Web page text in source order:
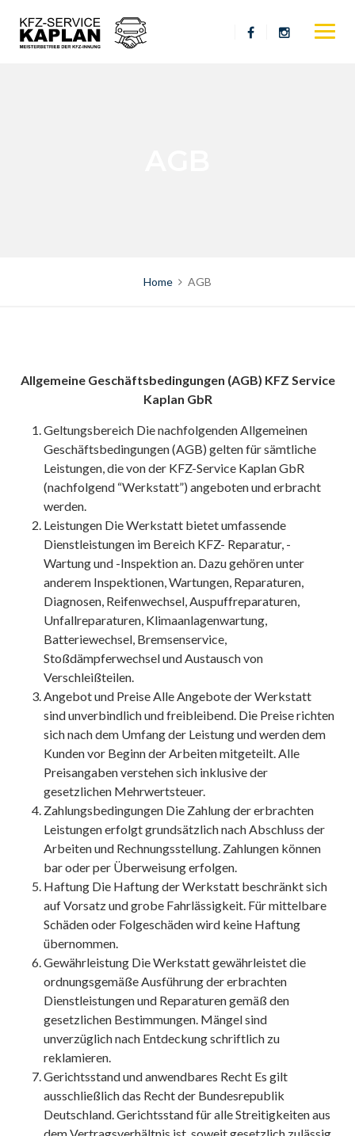
content
Home AGB
Allgemeine Geschäftsbedingungen (AGB) KFZ Service
Kaplan GbR
Geltungsbereich Die nachfolgenden Allgemeinen
Geschäftsbedingungen (AGB) gelten für sämtliche
Leistungen, die von der KFZ-Service Kaplan GbR
(nachfolgend “Werkstatt”) angeboten und erbracht
werden.
Leistungen Die Werkstatt bietet umfassende
Dienstleistungen im Bereich KFZ- Reparatur, -
Wartung und -Inspektion an. Dazu gehören unter
anderem Inspektionen, Wartungen, Reparaturen,
Diagnosen, Reifenwechsel, Auspuffreparaturen,
Unfallreparaturen, Klimaanlagenwartung,
Batteriewechsel, Bremsenservice,
Stoßdämpferwechsel und Austausch von
Verschleißteilen.
Angebot und Preise Alle Angebote der Werkstatt
sind unverbindlich und freibleibend. Die Preise richten
sich nach dem Umfang der Leistung und werden dem
Kunden vor Beginn der Arbeiten mitgeteilt. Alle
Preisangaben verstehen sich inklusive der
gesetzlichen Mehrwertsteuer.
Zahlungsbedingungen Die Zahlung der erbrachten
Leistungen erfolgt grundsätzlich nach Abschluss der
Arbeiten und Rechnungsstellung. Zahlungen können
bar oder per Überweisung erfolgen.
Haftung Die Haftung der Werkstatt beschränkt sich
auf Vorsatz und grobe Fahrlässigkeit. Für mittelbare
Schäden oder Folgeschäden wird keine Haftung
übernommen.
Gewährleistung Die Werkstatt gewährleistet die
ordnungsgemäße Ausführung der erbrachten
Dienstleistungen und Reparaturen gemäß den
gesetzlichen Bestimmungen. Mängel sind
unverzüglich nach Entdeckung schriftlich zu
reklamieren.
Gerichtsstand und anwendbares Recht Es gilt
ausschließlich das Recht der Bundesrepublik
Deutschland. Gerichtsstand für alle Streitigkeiten aus